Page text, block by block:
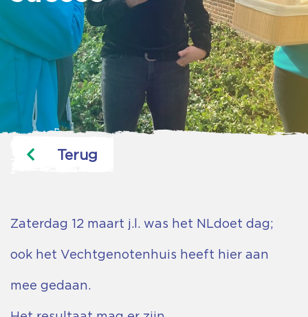
Terug
Zaterdag 12 maart j.l. was het NLdoet dag;
ook het Vechtgenotenhuis heeft hier aan
mee gedaan.